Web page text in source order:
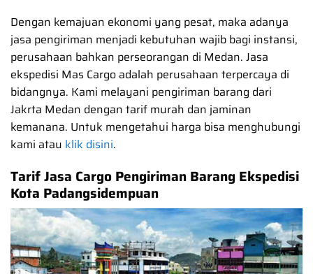
Dengan kemajuan ekonomi yang pesat, maka adanya
jasa pengiriman menjadi kebutuhan wajib bagi instansi,
perusahaan bahkan perseorangan di Medan. Jasa
ekspedisi Mas Cargo adalah perusahaan terpercaya di
bidangnya. Kami melayani pengiriman barang dari
Jakrta Medan dengan tarif murah dan jaminan
kemanana. Untuk mengetahui harga bisa menghubungi
kami atau klik disini.
Tarif Jasa Cargo Pengiriman Barang Ekspedisi
Kota Padangsidempuan